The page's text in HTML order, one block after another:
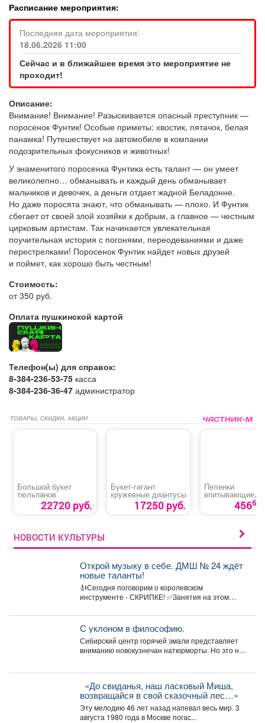
ТВ программа Я - пенсионер
Расписание мероприятия:
Последняя дата мероприятия:
18.06.2026 11:00
Сейчас и в ближайшее время это мероприятие не
проходит!
Описание:
Внимание! Внимание! Разыскивается опасный преступник —
поросенок Фунтик! Особые приметы: хвостик, пятачок, белая
панамка! Путешествует на автомобиле в компании
подозрительных фокусников и животных!
У знаменитого поросенка Фунтика есть талант — он умеет
великолепно… обманывать и каждый день обманывает
мальчиков и девочек, а деньги отдает жадной Беладонне.
Но даже поросята знают, что обманывать — плохо. И Фунтик
сбегает от своей злой хозяйки к добрым, а главное — честным
цирковым артистам. Так начинается увлекательная
поучительная история с погонями, переодеваниями и даже
перестрелками! Поросенок Фунтик найдет новых друзей
и поймет, как хорошо быть честным!
Стоимость:
от 350 руб.
Оплата пушкинской картой
Телефон(ы) для справок:
8-384-236-53-75 касса
8-384-236-36-47 администратор
ТОВАРЫ, СКИДКИ, АКЦИИ
Большой букет
тюльпанов
22720 руб.
Букет-гигант
кружевные диантусы
17250 руб.
Пеленки
впитывающие
«Медлил»45660
НОВОСТИ КУЛЬТУРЫ
Открой музыку в себе. ДМШ № 24 ждёт
новые таланты!
🎻Сегодня поговорим о королевском
инструменте - СКРИПКЕ! ✅Занятия на этом
С уклоном в философию.
Сибирский центр горячей эмали представляет
вниманию новокузнечан натюрморты. Но это не
«До свиданья, наш ласковый Миша,
возвращайся в свой сказочный лес…»
Эту мелодию 46 лет назад напевал весь мир. 3
августа 1980 года в Москве погас...